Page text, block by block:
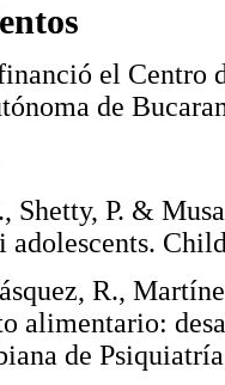
el Centro
de
Shetty, P. &
adolescents.
R.,
alimentario:
de